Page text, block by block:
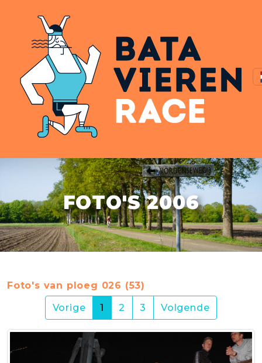
FOTO'S 2006
Foto's van ploeg 026 (53)
Vorige
1 (current)
2 3 Volgende